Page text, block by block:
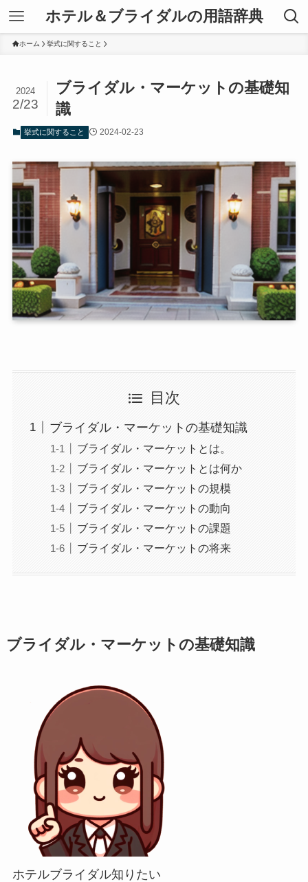
ホテル＆ブライダルの用語辞典
ホーム 挙式に関すること
ブライダル・マーケットの基礎知
識
2024
2/23
挙式に関すること 2024-02-23
目次
ブライダル・マーケットの基礎知識
ブライダル・マーケットとは。
ブライダル・マーケットとは何か
ブライダル・マーケットの規模
ブライダル・マーケットの動向
ブライダル・マーケットの課題
ブライダル・マーケットの将来
ブライダル・マーケットの基礎知識
ホテルブライダル知りたい